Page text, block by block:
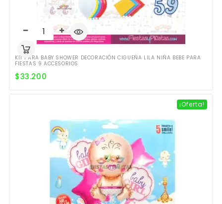
KIT PARA BABY SHOWER DECORACIÓN CIGUEÑA LILA NIÑA BEBE PARA
FIESTAS 9 ACCESORIOS
$33.200
¡Oferta!